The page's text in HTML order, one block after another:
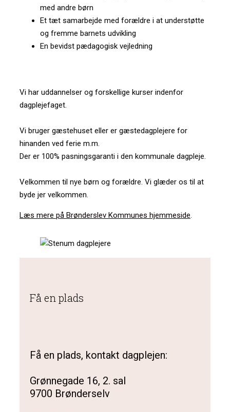
med andre børn
Et tæt samarbejde med forældre i at understøtte
og fremme barnets udvikling
En bevidst pædagogisk vejledning
Vi har uddannelser og forskellige kurser indenfor
dagplejefaget.
Vi bruger gæstehuset eller er gæstedagplejere for
hinanden ved ferie m.m.
Der er 100% pasningsgaranti i den kommunale dagpleje.
Velkommen til nye børn og forældre. Vi glæder os til at
byde jer velkommen.
Læs mere på Brønderslev Kommunes hjemmeside.
Få en plads
Få en plads, kontakt dagplejen:
Grønnegade 16, 2. sal
9700 Brønderselv